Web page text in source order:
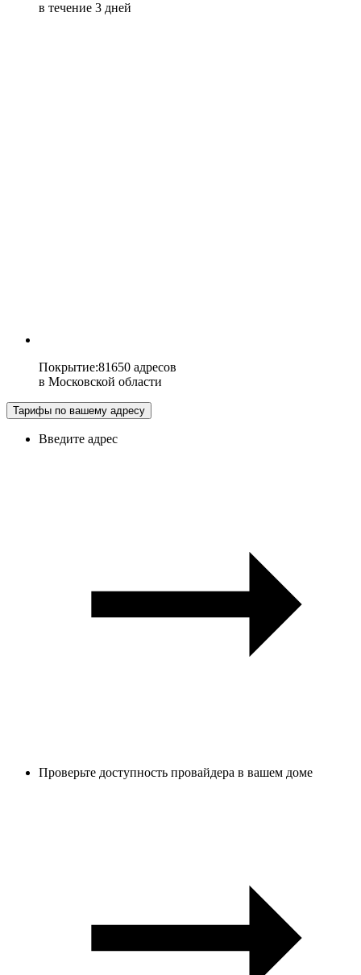
в течение 3 дней
Покрытие:81650 адресов
в Московской области
Тарифы по вашему адресу
Введите адрес
Проверьте доступность провайдера в вашем доме